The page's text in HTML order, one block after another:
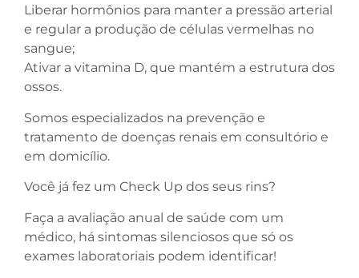
Liberar hormônios para manter a pressão arterial
e regular a produção de células vermelhas no
sangue;
Ativar a vitamina D, que mantém a estrutura dos
ossos.
Somos especializados na prevenção e
tratamento de doenças renais em consultório e
em domicílio.
Você já fez um Check Up dos seus rins?
Faça a avaliação anual de saúde com um
médico, há sintomas silenciosos que só os
exames laboratoriais podem identificar!